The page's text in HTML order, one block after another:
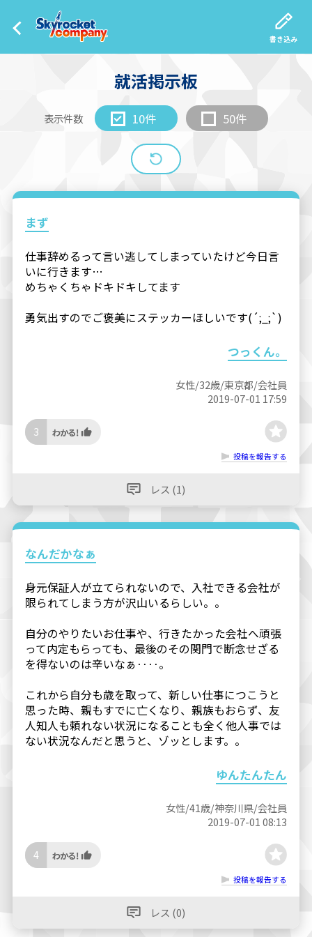
書き込み
就活掲示板
表示件数 10件 50件
まず
仕事辞めるって言い逃してしまっていたけど今日言
いに行きます…
めちゃくちゃドキドキしてます
勇気出すのでご褒美にステッカーほしいです(´;_;`)
つっくん。
女性/32歳/東京都/会社員
2019-07-01 17:59
3
投稿を報告する
レス (1)
なんだかなぁ
身元保証人が立てられないので、入社できる会社が
限られてしまう方が沢山いるらしい。。
自分のやりたいお仕事や、行きたかった会社へ頑張
って内定もらっても、最後のその関門で断念せざる
を得ないのは辛いなぁ‥‥。
これから自分も歳を取って、新しい仕事につこうと
思った時、親もすでに亡くなり、親族もおらず、友
人知人も頼れない状況になることも全く他人事では
ない状況なんだと思うと、ゾッとします。。
ゆんたんたん
女性/41歳/神奈川県/会社員
2019-07-01 08:13
4
投稿を報告する
レス (0)